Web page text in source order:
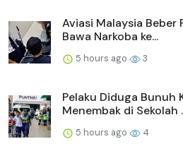
Aviasi Malaysia
Bawa Narkoba ke...
5 hours ago 3
Pelaku Diduga Bunuh
Menembak di Sekolah
5 hours ago 4